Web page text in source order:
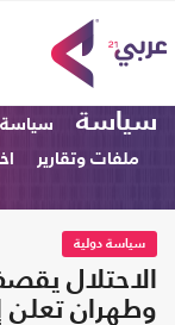
سياسة سياسة
ملفات وتقارير
سياسة دولية
الاحتلال
وطهران تعلن